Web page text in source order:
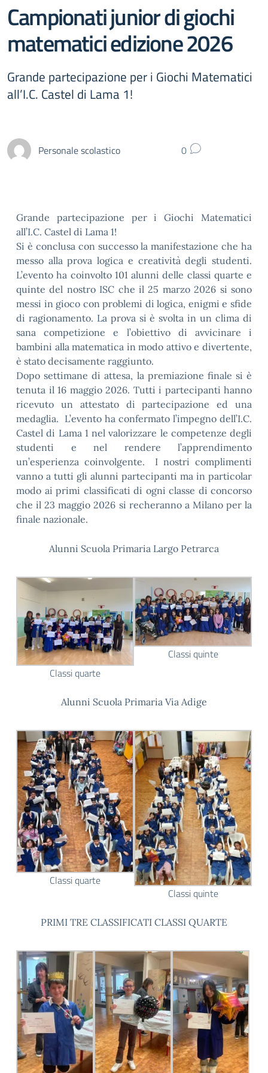
Campionati junior di giochi
matematici edizione 2026
Grande partecipazione per i Giochi Matematici
all’I.C. Castel di Lama 1!
Personale scolastico 0
Grande partecipazione per i Giochi Matematici
all’I.C. Castel di Lama 1!
Si è conclusa con successo la manifestazione che ha
messo alla prova logica e creatività degli studenti.
L’evento ha coinvolto 101 alunni delle classi quarte e
quinte del nostro ISC che il 25 marzo 2026 si sono
messi in gioco con problemi di logica, enigmi e sfide
di ragionamento. La prova si è svolta in un clima di
sana competizione e l’obiettivo di avvicinare i
bambini alla matematica in modo attivo e divertente,
è stato decisamente raggiunto.
Dopo settimane di attesa, la premiazione finale si è
tenuta il 16 maggio 2026. Tutti i partecipanti hanno
ricevuto un attestato di partecipazione ed una
medaglia. L’evento ha confermato l’impegno dell’I.C.
Castel di Lama 1 nel valorizzare le competenze degli
studenti e nel rendere l’apprendimento
un’esperienza coinvolgente. I nostri complimenti
vanno a tutti gli alunni partecipanti ma in particolar
modo ai primi classificati di ogni classe di concorso
che il 23 maggio 2026 si recheranno a Milano per la
finale nazionale.
Alunni Scuola Primaria Largo Petrarca
Classi quarte
Classi quinte
Alunni Scuola Primaria Via Adige
Classi quarte
Classi quinte
PRIMI TRE CLASSIFICATI CLASSI QUARTE